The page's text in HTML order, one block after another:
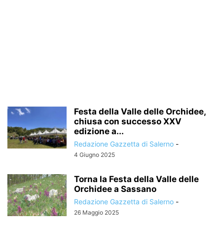
Festa della Valle delle Orchidee,
chiusa con successo XXV
edizione a...
Redazione Gazzetta di Salerno -
4 Giugno 2025
Torna la Festa della Valle delle
Orchidee a Sassano
Redazione Gazzetta di Salerno -
26 Maggio 2025